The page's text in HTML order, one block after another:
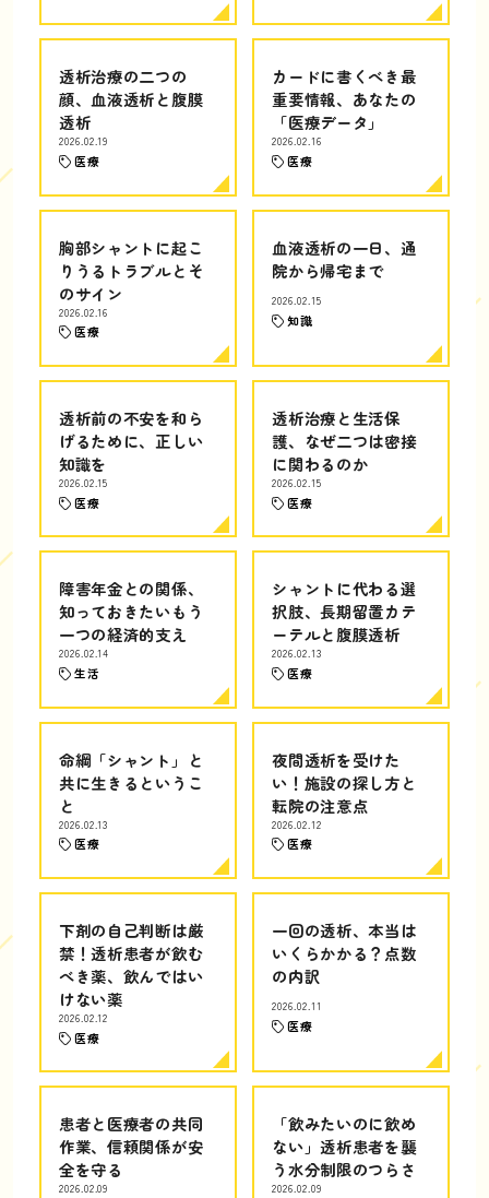
透析治療の二つの
顔、血液透析と腹膜
透析
2026.02.19
医療
カードに書くべき最
重要情報、あなたの
「医療データ」
2026.02.16
医療
胸部シャントに起こ
りうるトラブルとそ
のサイン
2026.02.16
医療
血液透析の一日、通
院から帰宅まで
2026.02.15
知識
透析前の不安を和ら
げるために、正しい
知識を
2026.02.15
医療
透析治療と生活保
護、なぜ二つは密接
に関わるのか
2026.02.15
医療
障害年金との関係、
知っておきたいもう
一つの経済的支え
2026.02.14
生活
シャントに代わる選
択肢、長期留置カテ
ーテルと腹膜透析
2026.02.13
医療
命綱「シャント」と
共に生きるというこ
と
2026.02.13
医療
夜間透析を受けた
い！施設の探し方と
転院の注意点
2026.02.12
医療
下剤の自己判断は厳
禁！透析患者が飲む
べき薬、飲んではい
けない薬
2026.02.12
医療
一回の透析、本当は
いくらかかる？点数
の内訳
2026.02.11
医療
患者と医療者の共同
作業、信頼関係が安
全を守る
2026.02.09
「飲みたいのに飲め
ない」透析患者を襲
う水分制限のつらさ
2026.02.09